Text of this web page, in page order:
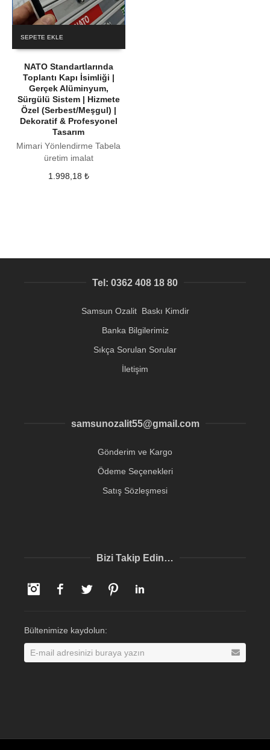
SEPETE EKLE
NATO Standartlarında
Toplantı Kapı İsimliği |
Gerçek Alüminyum,
Sürgülü Sistem | Hizmete
Özel (Serbest/Meşgul) |
Dekoratif & Profesyonel
Tasarım
Mimari Yönlendirme Tabela
üretim imalat
1.998,18 ₺
Tel: 0362 408 18 80
Samsun Ozalit Baskı Kimdir
Banka Bilgilerimiz
Sıkça Sorulan Sorular
İletişim
samsunozalit55@gmail.com
Gönderim ve Kargo
Ödeme Seçenekleri
Satış Sözleşmesi
Bizi Takip Edin…
InstagramFacebookTwitter Pinterest
Bültenimize kaydolun: